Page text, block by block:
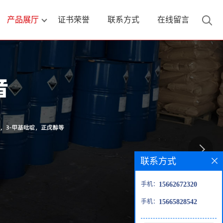
产品展厅 证书荣誉 联系方式 在线留言
联系方式
手机： 15662672320
手机： 15665828542